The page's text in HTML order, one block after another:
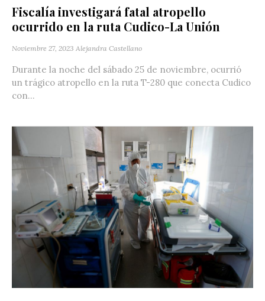
Fiscalía investigará fatal atropello
ocurrido en la ruta Cudico-La Unión
Noviembre 27, 2023 Alejandra Castellano
Durante la noche del sábado 25 de noviembre, ocurrió
un trágico atropello en la ruta T-280 que conecta Cudico
con...